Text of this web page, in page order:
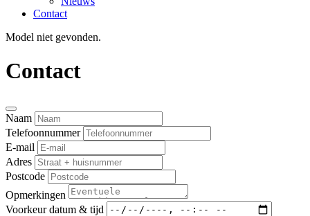
Contact
Model niet gevonden.
Contact
Naam
Telefoonnummer
E-mail
Adres
Postcode
Opmerkingen
Voorkeur datum & tijd